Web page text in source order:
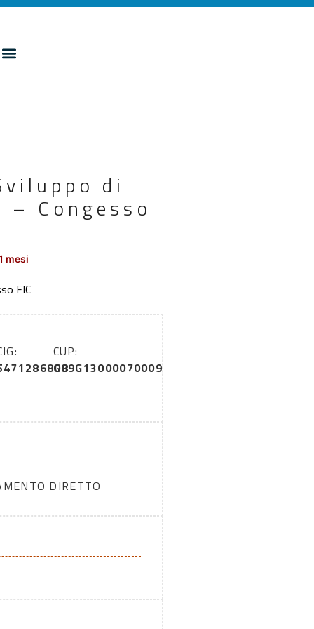
di
Congesso
mesi
FIC
CUP:
G89G13000070009
DIRETTO